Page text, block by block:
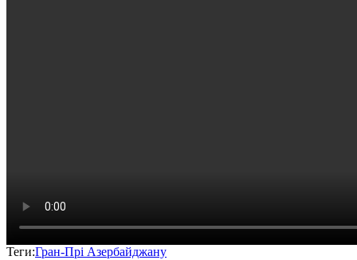
Теги:Гран-Прі Азербайджану